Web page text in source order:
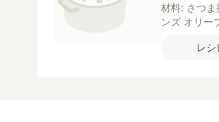
材料: さつ
ンズ オリー
粗挽き黒こ
レ